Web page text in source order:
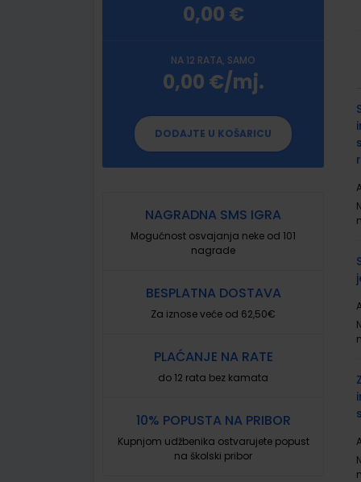
0,00 €
NA 12 RATA, SAMO
0,00 €/mj.
DODAJTE U KOŠARICU
NAGRADNA SMS IGRA
Mogućnost osvajanja neke od 101
nagrade
BESPLATNA DOSTAVA
Za iznose veće od 62,50€
PLAĆANJE NA RATE
do 12 rata bez kamata
10% POPUSTA NA PRIBOR
Kupnjom udžbenika ostvarujete popust
na školski pribor